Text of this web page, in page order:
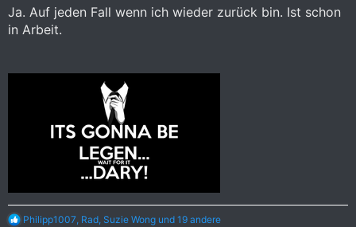
Ja. Auf jeden Fall wenn ich wieder zurück bin. Ist schon
in Arbeit.
R
Philipp1007, Rad, Suzie Wong und 19 andere